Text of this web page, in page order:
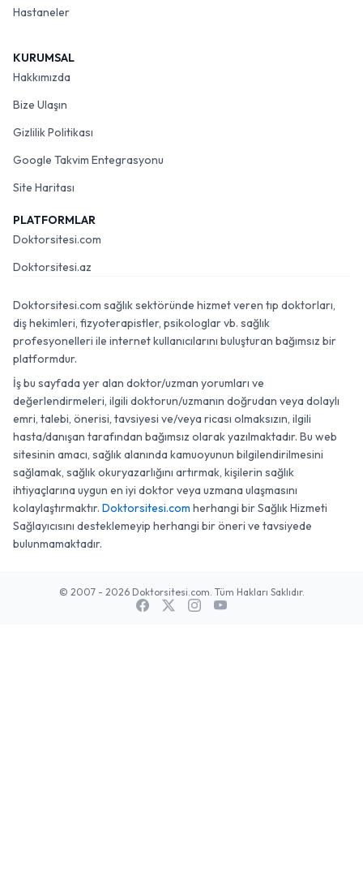
Hastaneler
KURUMSAL
Hakkımızda
Bize Ulaşın
Gizlilik Politikası
Google Takvim Entegrasyonu
Site Haritası
PLATFORMLAR
Doktorsitesi.com
Doktorsitesi.az
Doktorsitesi.com sağlık sektöründe hizmet veren tıp doktorları,
diş hekimleri, fizyoterapistler, psikologlar vb. sağlık
profesyonelleri ile internet kullanıcılarını buluşturan bağımsız bir
platformdur.
İş bu sayfada yer alan doktor/uzman yorumları ve
değerlendirmeleri, ilgili doktorun/uzmanın doğrudan veya dolaylı
emri, talebi, önerisi, tavsiyesi ve/veya ricası olmaksızın, ilgili
hasta/danışan tarafından bağımsız olarak yazılmaktadır. Bu web
sitesinin amacı, sağlık alanında kamuoyunun bilgilendirilmesini
sağlamak, sağlık okuryazarlığını artırmak, kişilerin sağlık
ihtiyaçlarına uygun en iyi doktor veya uzmana ulaşmasını
kolaylaştırmaktır. Doktorsitesi.com herhangi bir Sağlık Hizmeti
Sağlayıcısını desteklemeyip herhangi bir öneri ve tavsiyede
bulunmamaktadır.
© 2007 - 2026 Doktorsitesi.com. Tüm Hakları Saklıdır.